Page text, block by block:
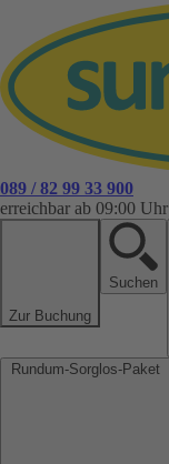
089 / 82 99 33 900
erreichbar ab 09:00 Uhr
Zur Buchung
Suchen